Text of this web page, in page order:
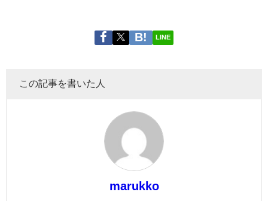
LINE
この記事を書いた人
marukko